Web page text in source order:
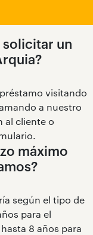
solicitar un
visitando
a nuestro
al cliente o
máximo
según el tipo de
para el
8 años para